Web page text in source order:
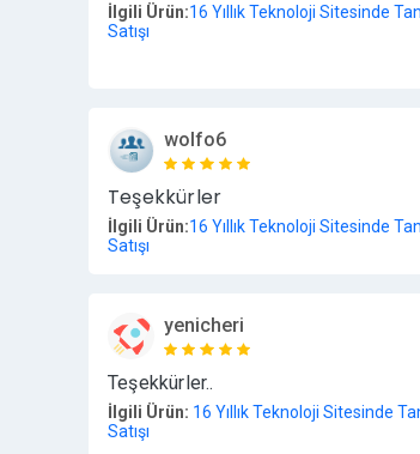
İlgili Ürün:16 Yıllık Teknoloji Sitesinde
Satışı
wolfo6
Teşekkürler
İlgili Ürün:16 Yıllık Teknoloji Sitesinde
Satışı
yenicheri
Teşekkürler..
İlgili Ürün: 16 Yıllık Teknoloji Sitesinde
Satışı